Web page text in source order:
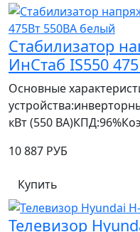
Стабилизатор
ИнСтаб IS550
Основные
кВт (550
10 887 РУБ
Купить
Телевизор